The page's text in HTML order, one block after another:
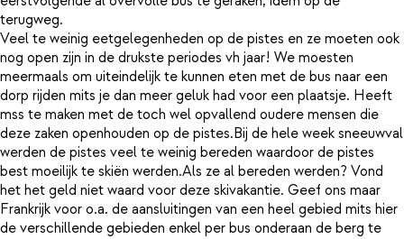
terugweg.
Veel te weinig eetgelegenheden op de pistes en ze moeten ook
nog open zijn in de drukste periodes vh jaar! We moesten
meermaals om uiteindelijk te kunnen eten met de bus naar een
dorp rijden mits je dan meer geluk had voor een plaatsje. Heeft
mss te maken met de toch wel opvallend oudere mensen die
deze zaken openhouden op de pistes.Bij de hele week sneeuwval
werden de pistes veel te weinig bereden waardoor de pistes
best moeilijk te skiën werden.Als ze al bereden werden? Vond
het het geld niet waard voor deze skivakantie. Geef ons maar
Frankrijk voor o.a. de aansluitingen van een heel gebied mits hier
de verschillende gebieden enkel per bus onderaan de berg te